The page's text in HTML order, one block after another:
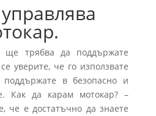
ще трябва да поддържате
уверите, че го използвате
в безопасно и
Как да карам мотокар? –
че е достатъчно да знаете